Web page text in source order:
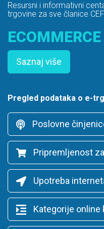
Resursni i informativni
trgovine za sve članice
Saznaj više
Pregled podataka o e-
Poslovne
Pripremljenost
Upotreba
Kategorije online